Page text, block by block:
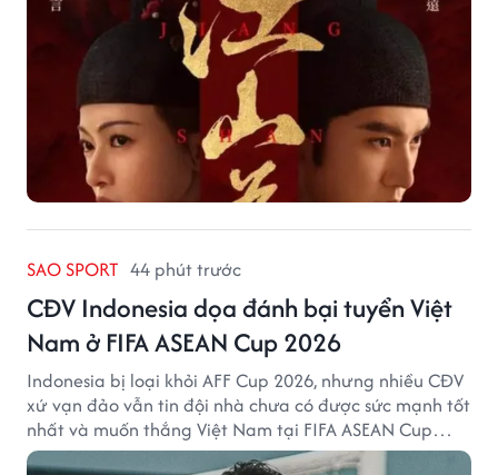
SAO SPORT 44 phút trước
CĐV Indonesia dọa đánh bại tuyển Việt
Nam ở FIFA ASEAN Cup 2026
Indonesia bị loại khỏi AFF Cup 2026, nhưng nhiều CĐV
xứ vạn đảo vẫn tin đội nhà chưa có được sức mạnh tốt
nhất và muốn thắng Việt Nam tại FIFA ASEAN Cup
2026.